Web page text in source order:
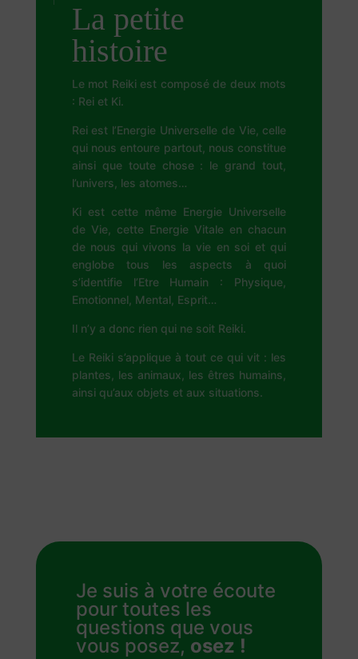
La petite
histoire
Le mot Reiki est composé de deux mots
: Rei et Ki.
Rei est l’Energie Universelle de Vie, celle
qui nous entoure partout, nous constitue
ainsi que toute chose : le grand tout,
l’univers, les atomes…
Ki est cette même Energie Universelle
de Vie, cette Energie Vitale en chacun
de nous qui vivons la vie en soi et qui
englobe tous les aspects à quoi
s’identifie l’Etre Humain : Physique,
Emotionnel, Mental, Esprit…
Il n’y a donc rien qui ne soit Reiki.
Le Reiki s’applique à tout ce qui vit : les
plantes, les animaux, les êtres humains,
ainsi qu’aux objets et aux situations.
Je suis à votre écoute
pour toutes les
questions que vous
vous posez, osez !